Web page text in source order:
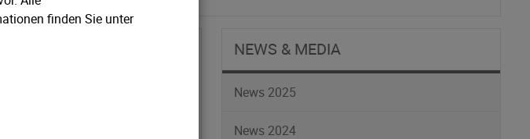
Ursache war die
der Karlskirche.Mehrere
NEWS & MEDIA
News 2025
News 2024
finden Sie unter